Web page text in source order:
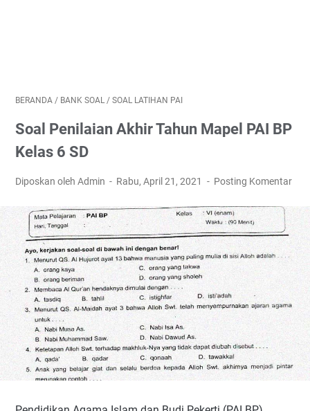
BERANDA / BANK SOAL / SOAL LATIHAN PAI
Soal Penilaian Akhir Tahun Mapel PAI BP
Kelas 6 SD
Diposkan oleh Admin Rabu, April 21, 2021 Posting Komentar